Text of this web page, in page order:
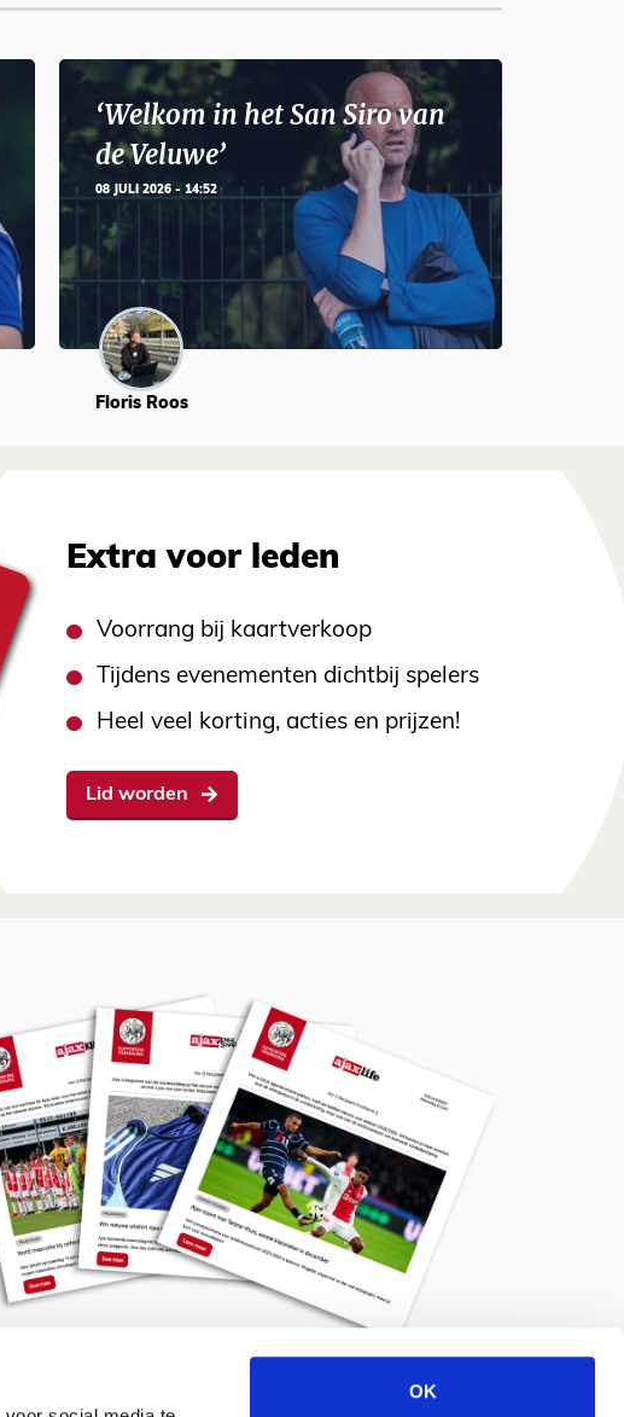
OK
‘Welkom in het San Siro van
de Veluwe’
08 JULI 2026 - 14:52
Floris Roos
Extra voor leden
Voorrang bij kaartverkoop
Tijdens evenementen dichtbij spelers
Heel veel korting, acties en prijzen!
Lid worden
Meld je aan voor de nieuwsbrief